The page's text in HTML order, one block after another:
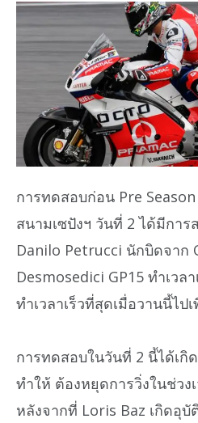
การทดสอบก่อน Pre
สนามเซปังฯ วันที่ 2 ได้มีการ
Danilo Petrucci นักบิดจาก
Desmosedici GP15 ทำเวล
ทำเวลาเร็วที่สุดเมื่อวานนี้ไป
การทดสอบในวันที่ 2 นี้ได้เกิ
ทำให้ ต้องหยุดการวิ่งในช่วง
หลังจากที่ Loris Baz เกิดอุ